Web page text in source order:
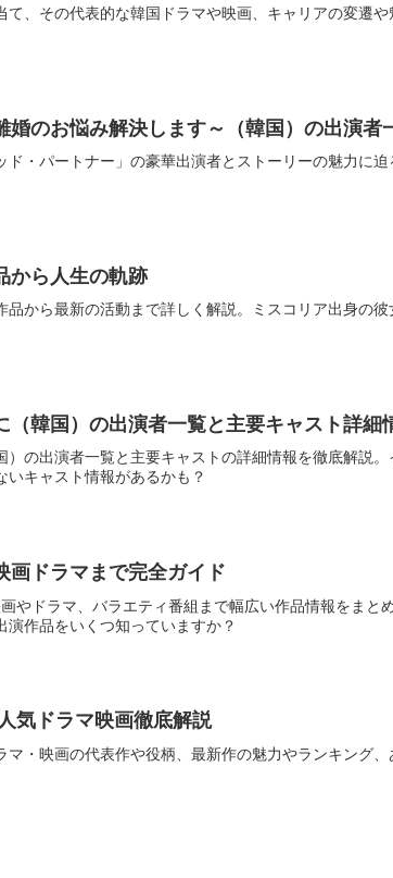
て、その代表的な韓国ドラマや映画、キャリアの変遷
婚のお悩み解決します～（韓国）の出演
ド・パートナー」の豪華出演者とストーリーの魅力に
から人生の軌跡
品から最新の活動まで詳しく解説。ミスコリア出身の
（韓国）の出演者一覧と主要キャスト詳細
）の出演者一覧と主要キャストの詳細情報を徹底解説
いキャスト情報があるかも？
画ドラマまで完全ガイド
やドラマ、バラエティ番組まで幅広い作品情報をま
作品をいくつ知っていますか？
気ドラマ映画徹底解説
マ・映画の代表作や役柄、最新作の魅力やランキング